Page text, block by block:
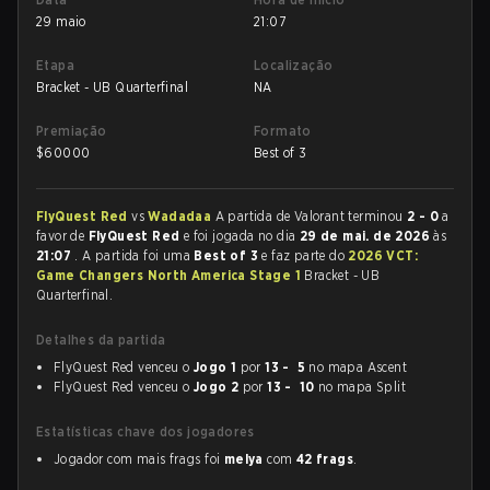
29 maio
21:07
Etapa
Bracket - UB Quarterfinal
Localização
NA
Premiação
$60000
Formato
Best of 3
FlyQuest RedvsWadadaa A partida de Valorant terminou 2 - 0 a
favor de FlyQuest Red e foi jogada no dia 29 de mai. de 2026às
21:07 . A partida foi uma Best of 3e faz parte do 2026 VCT:
Game Changers North America Stage 1 Bracket - UB
Quarterfinal.
Detalhes da partida
FlyQuest Red venceu o Jogo 1 por13 - 5 no mapa Ascent
FlyQuest Red venceu o Jogo 2 por13 - 10 no mapa Split
Estatísticas chave dos jogadores
Jogador com mais frags foi melya com 42 frags.